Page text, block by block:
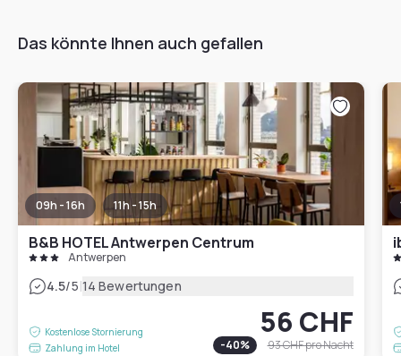
Das könnte Ihnen auch gefallen
09h - 16h 11h - 15h
B&B HOTEL Antwerpen Centrum
Antwerpen
4.5/5|14 Bewertungen
Kostenlose Stornierung
Zahlung im Hotel
56 CHF
-40% 93 CHFpro Nacht